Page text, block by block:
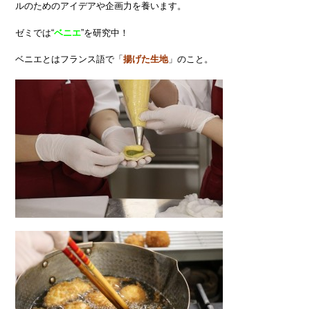
ルのためのアイデアや企画力を養います。
ゼミでは“ベニエ”を研究中！
ベニエとはフランス語で「揚げた生地」のこと。